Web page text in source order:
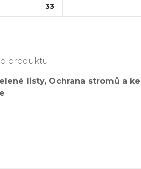
33
produktu.
listy, Ochrana stromů a